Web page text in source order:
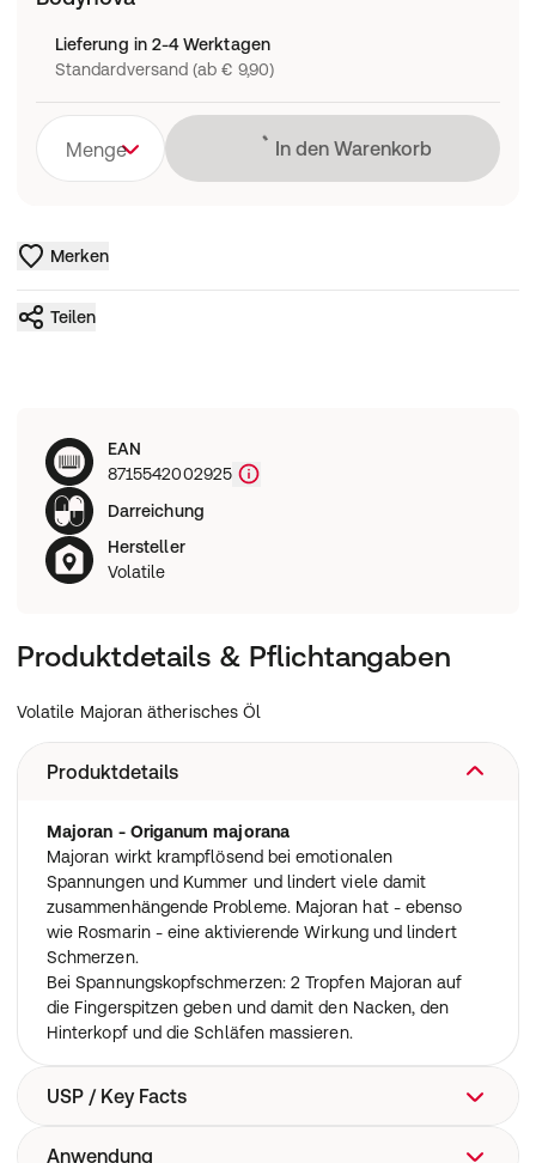
Lieferung in 2-4 Werktagen
Standardversand (ab € 9,90)
Menge Lädt
In den Warenkorb
Merken
Teilen
EAN
8715542002925
Darreichung
Hersteller
Volatile
Produktdetails & Pflichtangaben
Volatile Majoran ätherisches Öl
Produktdetails
Majoran - Origanum majorana
Majoran wirkt krampflösend bei emotionalen
Spannungen und Kummer und lindert viele damit
zusammenhängende Probleme. Majoran hat - ebenso
wie Rosmarin - eine aktivierende Wirkung und lindert
Schmerzen.
Bei Spannungskopfschmerzen: 2 Tropfen Majoran auf
die Fingerspitzen geben und damit den Nacken, den
Hinterkopf und die Schläfen massieren.
USP / Key Facts
Hinweis:Es handelt sich um ein kosmetisches Produkt
Anwendung